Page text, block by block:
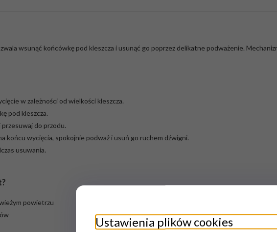
wsunąć końcówkę pod kleszcza i usunąć go poprzez delikatne podważenie.
w zależności od wielkości kleszcza.
pod kleszcza.
do przodu.
końcu wycięcia, spokojnie podważ i usuń go ruchem dźwigni.
usuwania.
powietrzu
Ustawienia plików cookies